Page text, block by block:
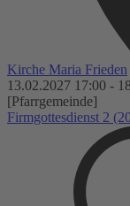
Kirche Maria Frieden
13.02.2027 17:00 -
[Pfarrgemeinde]
Firmgottesdienst 2